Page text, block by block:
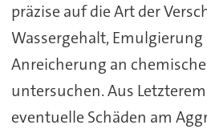
präzise auf die Art der
Wassergehalt, Emulgierung
Anreicherung an
untersuchen. Aus
eventuelle Schäden am